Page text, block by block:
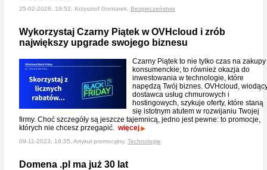
25-02-2026, 19:52, Krzysztof Gontarek, Bezpieczeństwo
Wykorzystaj Czarny Piątek w OVHcloud i zrób
największy upgrade swojego biznesu
Czarny Piątek to nie tylko czas na zakupy
konsumenckie; to również okazja do
inwestowania w technologie, które
napędzą Twój biznes. OVHcloud,
dostawca usług chmurowych i
hostingowych, szykuje oferty, które staną
się istotnym atutem w rozwijaniu Twojej
firmy. Choć szczegóły są jeszcze tajemnicą, jedno jest pewne: to promocje,
których nie chcesz przegapić. więcej
09-11-2023, 16:35, Artykuł promocyjny, Technologie
Domena .pl ma już 30 lat